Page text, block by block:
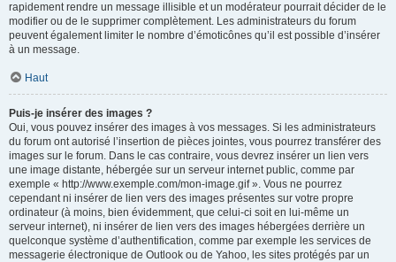
rapidement rendre un message illisible et un modérateur pourrait décider de le
modifier ou de le supprimer complètement. Les administrateurs du forum
peuvent également limiter le nombre d’émoticônes qu’il est possible d’insérer
à un message.
Haut
Puis-je insérer des images ?
Oui, vous pouvez insérer des images à vos messages. Si les administrateurs
du forum ont autorisé l’insertion de pièces jointes, vous pourrez transférer des
images sur le forum. Dans le cas contraire, vous devrez insérer un lien vers
une image distante, hébergée sur un serveur internet public, comme par
exemple « http://www.exemple.com/mon-image.gif ». Vous ne pourrez
cependant ni insérer de lien vers des images présentes sur votre propre
ordinateur (à moins, bien évidemment, que celui-ci soit en lui-même un
serveur internet), ni insérer de lien vers des images hébergées derrière un
quelconque système d’authentification, comme par exemple les services de
messagerie électronique de Outlook ou de Yahoo, les sites protégés par un